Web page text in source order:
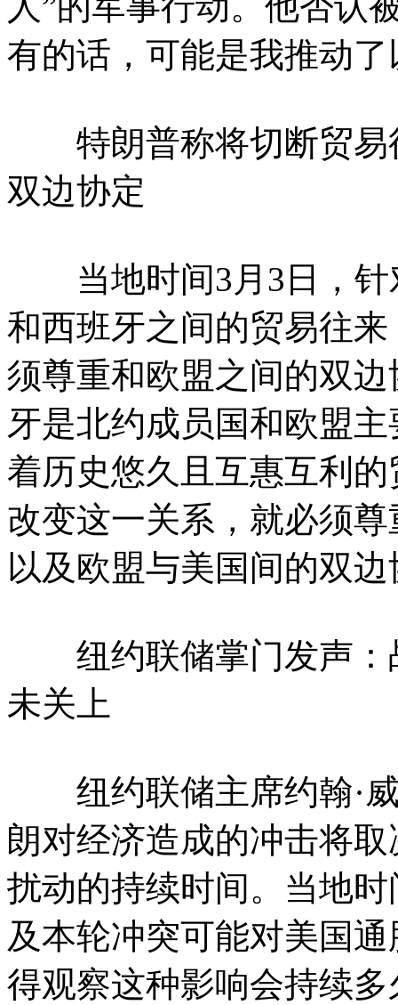
有的话，可能是我推动
特朗普称将切断贸易
双边协定
当地时间3月3日，针
和西班牙之间的贸易往
须尊重和欧盟之间的双
牙是北约成员国和欧盟
着历史悠久且互惠互利
改变这一关系，就必须
以及欧盟与美国间的双边
纽约联储掌门发声：
未关上
纽约联储主席约翰·威
朗对经济造成的冲击将
扰动的持续时间。当地
及本轮冲突可能对美国
得观察这种影响会持续